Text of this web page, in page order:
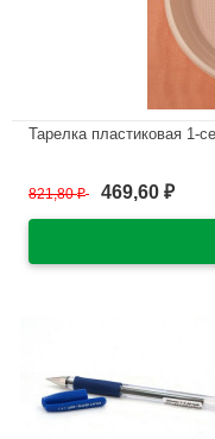
Тарелка пластиковая 1-
821,80₽ 469,60 ₽